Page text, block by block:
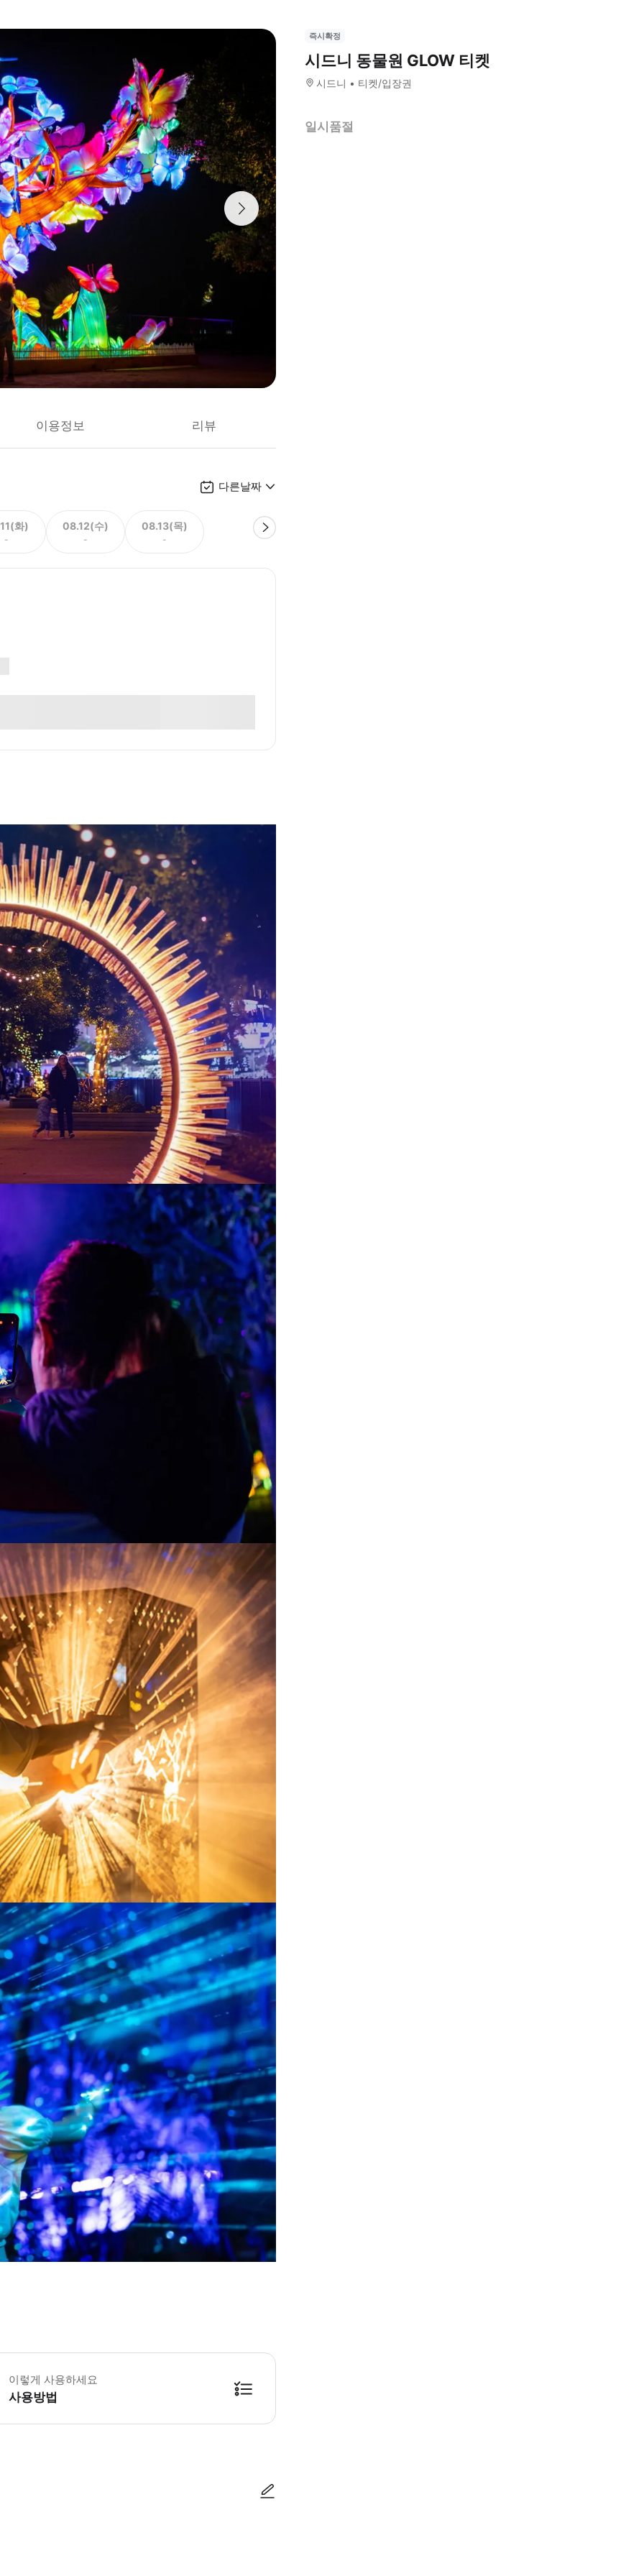
이용정보 리뷰
다른날짜
화)
-
08.12(수)
-
08.13(목)
-
8일-6월 14일 중 일부 날짜 (매주 금, 토, 일요일 포함) * GLOW 라이트 워크 (동물원 내)는 21:30에 마감됩니다.
이렇게 사용하세요
사용방법
즉시확정
시드니 동물원 GLOW 티켓
시드니 티켓/입장권
일시품절